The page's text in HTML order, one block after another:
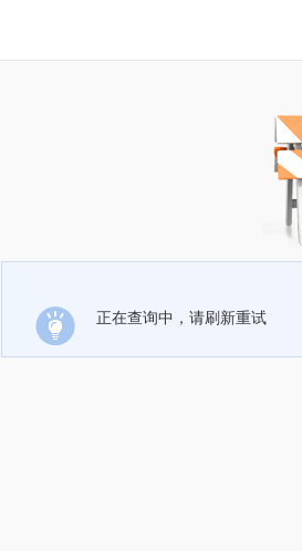
正在查询中，请刷新重试